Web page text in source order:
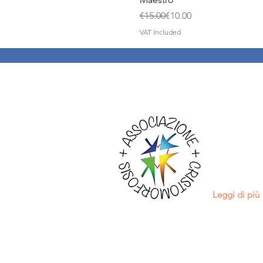
Regular Price
€15.00
Sale Price€10.00
VAT Included
Leggi di più